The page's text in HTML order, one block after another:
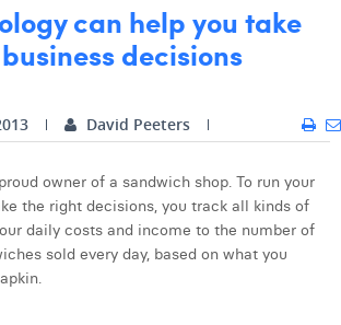
Cas
presse NL
can help you take
decisions
David Peeters
owner of a sandwich shop. To run your
the right decisions, you track all kinds of
daily costs and income to the number of
sold every day, based on what you